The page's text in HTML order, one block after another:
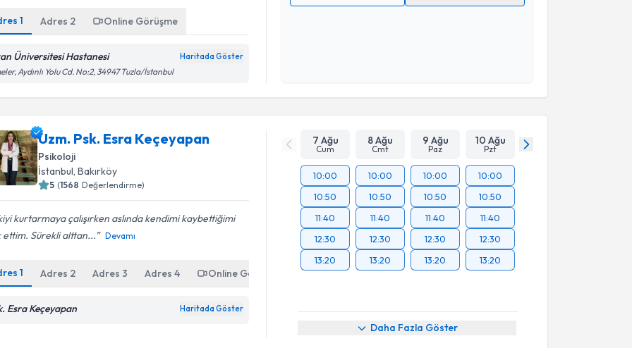
1 Adres 2 Online Görüşme
Üniversitesi Hastanesi Haritada Göster
Aydınlı Yolu Cd. No:2, 34947 Tuzla/İstanbul
Uzm. Psk. Esra Keçeyapan
Psikoloji
İstanbul, Bakırköy
5 (1568 Değerlendirme)
kurtarmaya çalışırken aslında kendimi kaybettiğimi
Sürekli alttan...
Devamı
1 Adres 2 Adres3 Adres4 Online Görüşme
Esra Keçeyapan Haritada Göster
7 Ağu
Cum
8 Ağu
Cmt
9 Ağu
Paz
10 Ağu
Pzt
10:00
10:50
11:40
12:30
13:20
10:00
10:50
11:40
12:30
13:20
10:00
10:50
11:40
12:30
13:20
10:00
10:50
11:40
12:30
13:20
Daha Fazla Göster